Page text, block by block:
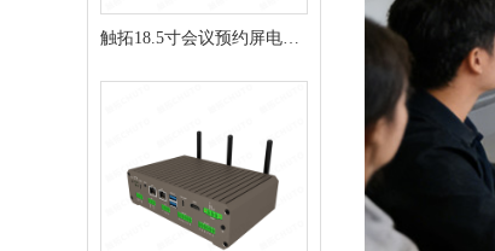
触拓18.5寸会议预约屏电子
门牌会议门牌